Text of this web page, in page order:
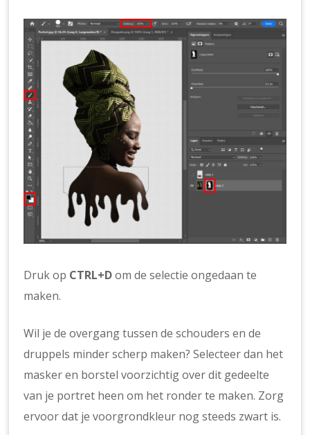
Druk op CTRL+Dom de selectie ongedaan te
maken.
Wil je de overgang tussen de schouders en de
druppels minder scherp maken? Selecteer dan het
masker en borstel voorzichtig over dit gedeelte
van je portret heen om het ronder te maken. Zorg
ervoor dat je voorgrondkleur nog steeds zwart is.